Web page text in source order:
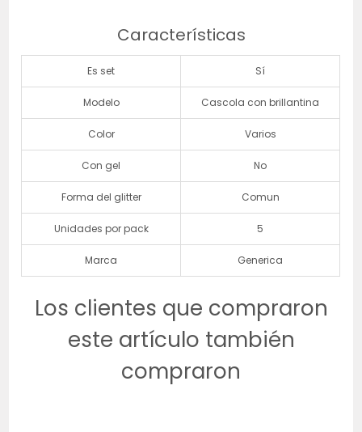
Características
Es set Sí
Modelo Cascola con brillantina
Color Varios
Con gel No
Forma del glitter Comun
Unidades por pack 5
Marca Generica
Los clientes que compraron
este artículo también
compraron